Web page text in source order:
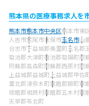
熊本県の医療事務求人を
熊本市熊本市中央区熊本市東
人吉市荒尾市水俣市玉名市山
合志市下益城郡美里町玉名郡
菊池郡大津町菊池郡菊陽町阿
阿蘇郡高森町阿蘇郡西原村阿
上益城郡益城町 上益城郡甲佐
葦北郡津奈木町球磨郡錦町球
球磨郡相良村球磨郡五木村球
天草郡苓北町